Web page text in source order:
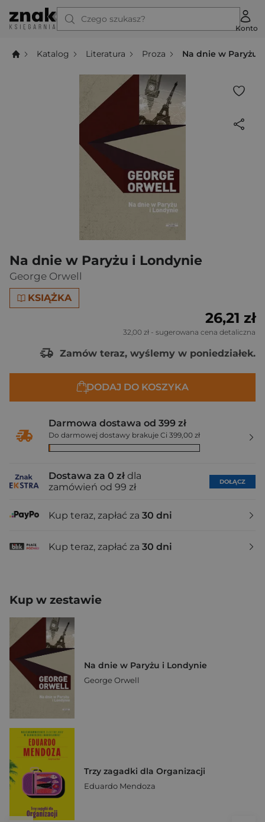
Czego szukasz?
Konto
Katalog Literatura Proza Na dnie w Paryżu
Na dnie w Paryżu i Londynie
George Orwell
KSIĄŻKA
26,21 zł
32,00 zł - sugerowana cena detaliczna
Zamów teraz, wyślemy w poniedziałek.
DODAJ DO KOSZYKA
Darmowa dostawa od 399 zł
Do darmowej dostawy brakuje Ci 399,00 zł
Dostawa za 0 zł dla
zamówień od 99 zł
DOŁĄCZ
Kup teraz, zapłać za 30 dni
Kup teraz, zapłać za 30 dni
Kup w zestawie
Na dnie w Paryżu i Londynie
George Orwell
Trzy zagadki dla Organizacji
Eduardo Mendoza